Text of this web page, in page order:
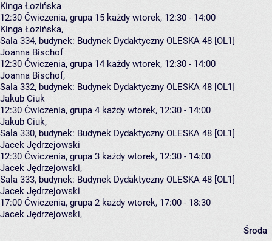
Kinga Łozińska
12:30 Ćwiczenia, grupa 15 każdy wtorek, 12:30 - 14:00
Kinga Łozińska,
Sala 334, budynek: Budynek Dydaktyczny OLESKA 48 [OL1]
Joanna Bischof
12:30 Ćwiczenia, grupa 14 każdy wtorek, 12:30 - 14:00
Joanna Bischof,
Sala 332, budynek: Budynek Dydaktyczny OLESKA 48 [OL1]
Jakub Ciuk
12:30 Ćwiczenia, grupa 4 każdy wtorek, 12:30 - 14:00
Jakub Ciuk,
Sala 330, budynek: Budynek Dydaktyczny OLESKA 48 [OL1]
Jacek Jędrzejowski
12:30 Ćwiczenia, grupa 3 każdy wtorek, 12:30 - 14:00
Jacek Jędrzejowski,
Sala 333, budynek: Budynek Dydaktyczny OLESKA 48 [OL1]
Jacek Jędrzejowski
17:00 Ćwiczenia, grupa 2 każdy wtorek, 17:00 - 18:30
Jacek Jędrzejowski,
Środa